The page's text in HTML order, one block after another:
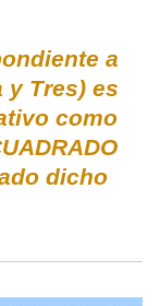
a
y Tres) es
como
dicho